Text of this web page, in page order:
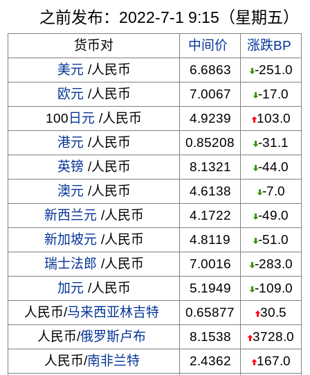
之前发布：2022-7-1 9:15（星期五）
货币对 中间价
涨跌BP
美元 /人民币 6.6863
-251.0
欧元 /人民币 7.0067
-17.0
100 日元 /人民币 4.9239
103.0
港元 /人民币 0.85208
-31.1
英镑 /人民币 8.1321
-44.0
澳元 /人民币 4.6138
-7.0
新西兰元 /人民币 4.1722
-49.0
新加坡元 /人民币 4.8119
-51.0
瑞士法郎 /人民币 7.0016
-283.0
加元 /人民币 5.1949
-109.0
人民币/马来西亚林吉特 0.65877
30.5
人民币/俄罗斯卢布 8.1538
3728.0
人民币/南非兰特 2.4362
167.0